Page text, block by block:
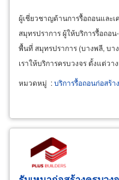
ผู้เชี่ยวชาญด้านการรื้อถอนและเ
สมุทรปราการ ผู้ให้บริการรื้อถอ
พื้นที่ สมุทรปราการ (บางพลี, บา
เราให้บริการครบวงจร ตั้งแต่วา
เข้าดำเนินการรื้อถอน, ให้เช่าเค
จนถึงการเคลียร์ซากวัสดุออกจ
หมวดหมู่ :บริการรื้อถอนก่อสร้าง